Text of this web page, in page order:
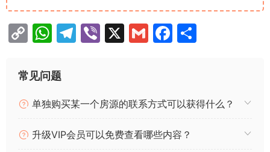
C
p
Li
n
W
at
A
p
T
a
m
Vi X
G
F
b
o
常见问题
单独购买某一个房源的联系方式可以获得什么？
升级VIP会员可以免费查看哪些内容？